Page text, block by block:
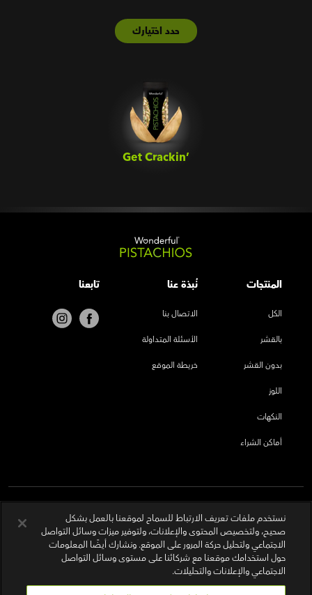
حدد اختيارك
Get Crackin’‎
المنتجات
الكل
بالقشر
بدون القشر
اللوز
النكهات
أماكن الشراء
نُبذة عنا
الاتصال بنا
الأسئلة المتداولة
خريطة الموقع
تابعنا
نستخدم ملفات تعريف الارتباط للسماح لموقعنا بالعمل بشكل
صحيح، ولتخصيص المحتوى والإعلانات، ولتوفير ميزات وسائل التواصل
الاجتماعي ولتحليل حركة المرور على الموقع. ونشارك أيضًا المعلومات
حول استخدامك موقعنا مع شركائنا على مستوى وسائل التواصل
الاجتماعي والإعلانات والتحليلات.